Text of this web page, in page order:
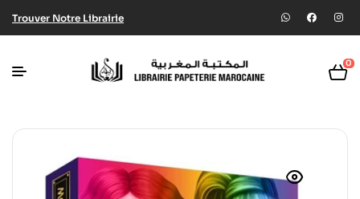
Trouver Notre Librairie
0